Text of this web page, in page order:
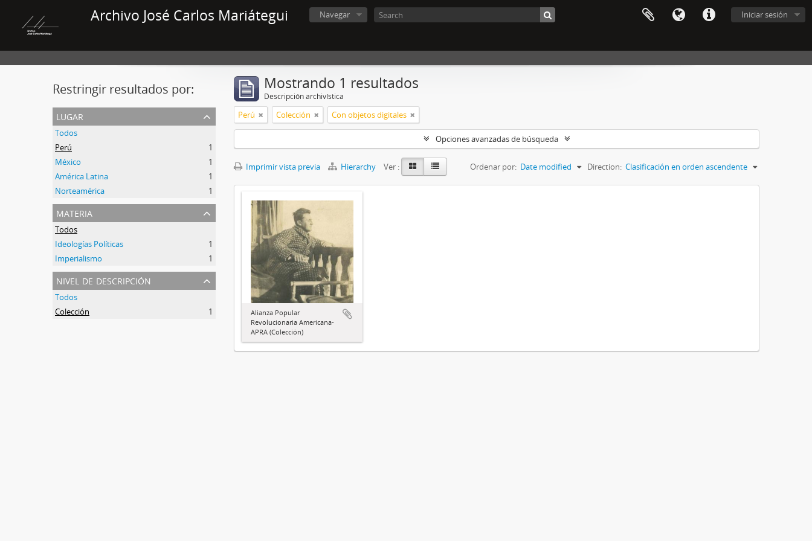
Archivo José Carlos Mariátegui Iniciar sesión
Navegar
Restringir resultados por:
lugar
Todos
Perú
1
México
1
América Latina
1
Norteamérica
1
materia
Todos
Ideologías Políticas
1
Imperialismo
1
nivel de descripción
Todos
Colección
1
Mostrando 1 resultados
Descripción archivística
Perú Colección Con objetos digitales
Opciones avanzadas de búsqueda
Imprimir vista previa Hierarchy Ver : Ordenar por: Date modified Direction: Clasificación en orden ascendente
Alianza Popular
Revolucionaria Americana-
APRA (Colección)